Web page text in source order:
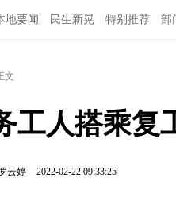
地要闻 民生新晃 特别推荐 部
文
工人搭乘复
云婷 2022-02-22 09:33:25